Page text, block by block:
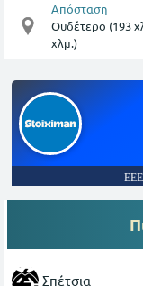
Απόσταση
Ουδέτερο (193
χλμ.)
Σπέτσια